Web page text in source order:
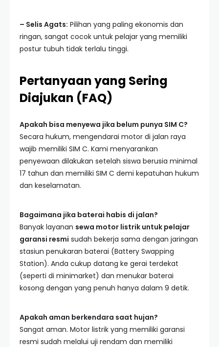
– Selis Agats: Pilihan yang paling ekonomis dan
ringan, sangat cocok untuk pelajar yang memiliki
postur tubuh tidak terlalu tinggi.
Pertanyaan yang Sering
Diajukan (FAQ)
Apakah bisa menyewa jika belum punya SIM C?
Secara hukum, mengendarai motor di jalan raya
wajib memiliki SIM C. Kami menyarankan
penyewaan dilakukan setelah siswa berusia minimal
17 tahun dan memiliki SIM C demi kepatuhan hukum
dan keselamatan.
Bagaimana jika baterai habis di jalan?
Banyak layanan sewa motor listrik untuk pelajar
garansi resmi sudah bekerja sama dengan jaringan
stasiun penukaran baterai (Battery Swapping
Station). Anda cukup datang ke gerai terdekat
(seperti di minimarket) dan menukar baterai
kosong dengan yang penuh hanya dalam 9 detik.
Apakah aman berkendara saat hujan?
Sangat aman. Motor listrik yang memiliki garansi
resmi sudah melalui uji rendam dan memiliki